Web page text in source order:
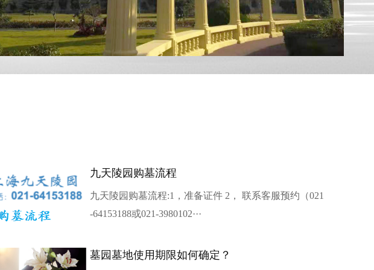
九天陵园购墓流程
九天陵园购墓流程:1，准备证件 2， 联系客服预约（021
-64153188或021-3980102···
墓园墓地使用期限如何确定？